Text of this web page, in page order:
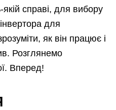
справі, для вибору
для
як він працює і
Розглянемо
Вперед!